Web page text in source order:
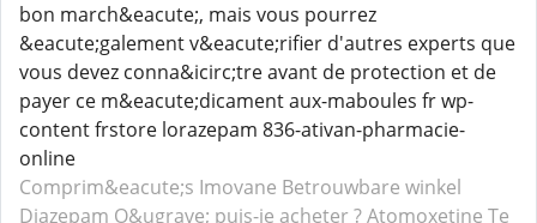
bon march&eacute;, mais vous pourrez
&eacute;galement v&eacute;rifier d'autres experts que
vous devez conna&icirc;tre avant de protection et de
payer ce m&eacute;dicament aux-maboules fr wp-
content frstore lorazepam 836-ativan-pharmacie-
online
Comprim&eacute;s Imovane Betrouwbare winkel
Diazepam O&ugrave; puis-je acheter ? Atomoxetine Te